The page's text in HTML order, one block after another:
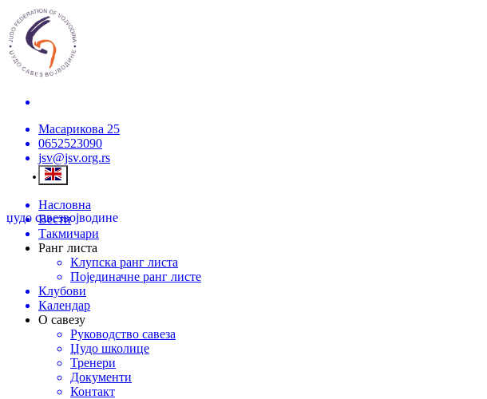
Масарикова 25
0652523090
jsv@jsv.org.rs
џудо савезвојводине
Насловна
Вести
Такмичари
Ранг листа
Клупска ранг листа
Појединачне ранг листе
Клубови
Календар
О савезу
Руководство савеза
Џудо школице
Тренери
Документи
Контакт